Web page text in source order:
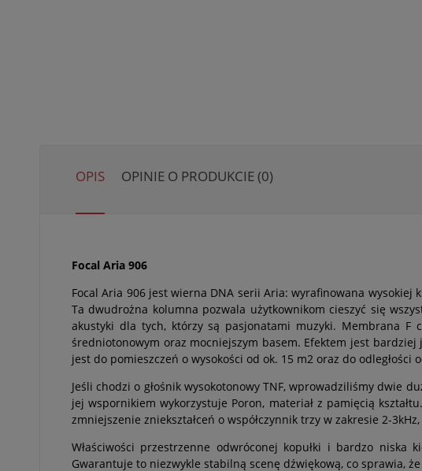
OPIS OPINIE O PRODUKCIE (0)
Focal Aria 906
Focal Aria 906 jest wierna DNA serii Aria: wyrafinowana wysokiej
Ta dwudrożna kolumna pozwala użytkownikom cieszyć się
akustyki dla tych, którzy są pasjonatami muzyki. Membrana
średniotonowym oraz mocniejszym basem. Efektem jest
jest do pomieszczeń o wysokości od ok. 15 m2 oraz do odległości
Jeśli chodzi o głośnik wysokotonowy TNF, wprowadziliśmy dwie
jej wspornikiem wykorzystuje Poron, materiał z pamięcią
zmniejszenie zniekształceń o współczynnik trzy w zakresie 2-
Właściwości przestrzenne odwróconej kopułki i bardzo niska
Gwarantuje to niezwykle stabilną scenę dźwiękową, co sprawia,